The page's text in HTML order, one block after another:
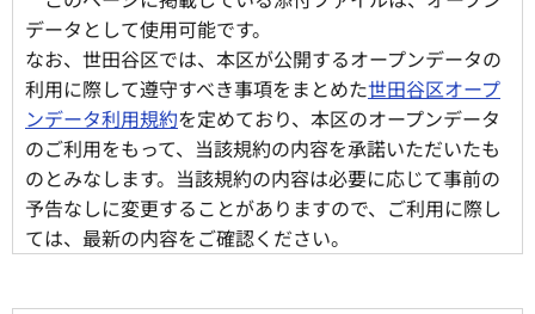
データとして使用可能です。
なお、世田谷区では、本区が公開するオープンデータの
利用に際して遵守すべき事項をまとめた世田谷区オープ
ンデータ利用規約を定めており、本区のオープンデータ
のご利用をもって、当該規約の内容を承諾いただいたも
のとみなします。当該規約の内容は必要に応じて事前の
予告なしに変更することがありますので、ご利用に際し
ては、最新の内容をご確認ください。